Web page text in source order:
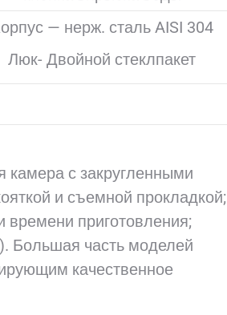
— нерж. сталь AISI 304
Люк- Двойной стеклпакет
с закругленными
и съемной прокладкой;
времени приготовления;
Большая часть моделей
качественное